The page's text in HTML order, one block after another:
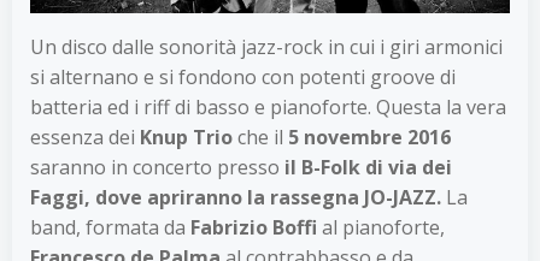
Un disco dalle sonorità jazz-rock in cui i giri armonici
si alternano e si fondono con potenti groove di
batteria ed i riff di basso e pianoforte. Questa la vera
essenza dei Knup Trioche il 5 novembre 2016
saranno in concerto presso il B-Folk di via dei
Faggi, dove apriranno la rassegna JO-JAZZ. La
band, formata da Fabrizio Boffi al pianoforte,